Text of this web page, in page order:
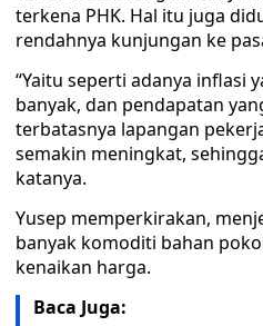
terkena PHK. Hal itu juga
rendahnya kunjungan ke
“Yaitu seperti adanya inflasi
banyak, dan pendapatan
terbatasnya lapangan
semakin meningkat,
katanya.
Yusep memperkirakan,
banyak komoditi bahan
kenaikan harga.
Baca Juga: